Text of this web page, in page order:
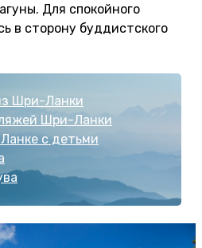
Для спокойного
в сторону буддистского
Шри-Ланки
Шри-Ланки
с детьми